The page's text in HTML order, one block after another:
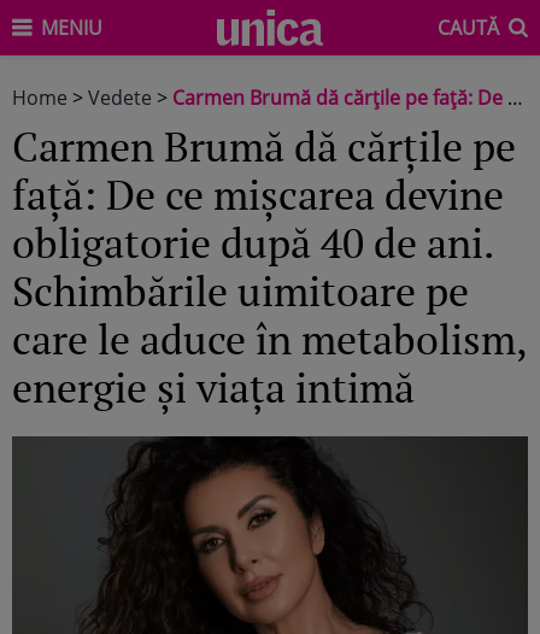
MENIU CAUTĂ
Home >Vedete > Carmen Brumă dă cărțile pe față: De ce mișcarea devine obligatorie după 40 de ani. Schimbările uimitoare pe care le aduce în metabolism, energie și viața intimă
Carmen Brumă dă cărțile pe
față: De ce mișcarea devine
obligatorie după 40 de ani.
Schimbările uimitoare pe
care le aduce în metabolism,
energie și viața intimă